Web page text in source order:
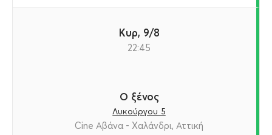
Κυρ, 9/8
22:45
Ο ξένος
Λυκούργου 5
Cine Αβάνα - Χαλάνδρι, Αττική